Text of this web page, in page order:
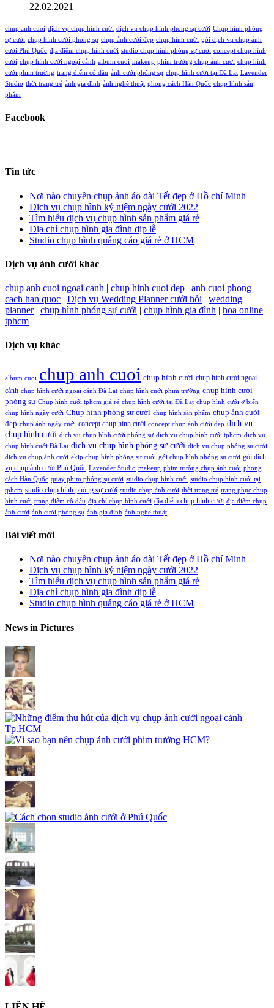
22.02.2021
chup anh cuoi dịch vụ chụp hình cưới dịch vụ chụp hình phóng sự cưới Chụp hình phóng
sự cưới chụp hình cưới phóng sự chụp ảnh cưới đẹp chụp hình cưới gói dịch vụ chụp ảnh
cưới Phú Quốc địa điểm chụp hình cưới studio chụp hình phóng sự cưới concept chụp hình
cưới chụp hình cưới ngoại cảnh album cuoi makeup phim trường chụp ảnh cưới chụp hình
cưới phim trường trang điểm cô dâu ảnh cưới phóng sự chụp hình cưới tại Đà Lạt Lavender
Studio thời trang trẻ ảnh gia đình ảnh nghệ thuật phong cách Hàn Quốc chụp hình sản
phẩm
Facebook
Tin tức
Nơi nào chuyên chụp ảnh áo dài Tết đẹp ở Hồ chí Minh
Dịch vụ chụp hình kỷ niệm ngày cưới 2022
Tìm hiểu dịch vụ chụp hình sản phẩm giá rẻ
Địa chỉ chụp hình gia đình dịp lễ
Studio chụp hình quảng cáo giá rẻ ở HCM
Dịch vụ ảnh cưới khác
chup anh cuoi ngoai canh | chup hinh cuoi dep | anh cuoi phong
cach han quoc | Dịch vụ Wedding Planner cưới hỏi | wedding
planner| chụp hình phóng sự cưới | chụp hình gia đình | hoa online
tphcm
Dịch vụ khác
album cuoi chup anh cuoi chụp hình cưới chụp hình cưới ngoại
cảnh chụp hình cưới ngoại cảnh Đà Lạt chụp hình cưới phim trường chụp hình cưới
phóng sự Chụp hình cưới tphcm giá rẻ chụp hình cưới tại Đà Lạt chụp hình cưới ở biển
chụp hình ngày cưới Chụp hình phóng sự cưới chụp hình sản phẩm chụp ảnh cưới
đẹp chụp ảnh ngày cưới concept chụp hình cưới concept chụp ảnh cưới đẹp dịch vụ
chụp hình cưới dịch vụ chụp hình cưới phóng sự dịch vụ chụp hình cưới tphcm dịch vụ
chụp hình cưới Đà Lạt dịch vụ chụp hình phóng sự cưới dịch vụ chụp phóng sự cưới.
dịch vụ chụp ảnh cưới ekip chụp hình phóng sự cưới gói chụp hình phóng sự cưới gói dịch
vụ chụp ảnh cưới Phú Quốc Lavender Studio makeup phim trường chụp ảnh cưới phong
cách Hàn Quốc quay phim phóng sự cưới studio chụp hình cưới studio chụp hình cưới tại
tphcm studio chụp hình phóng sự cưới studio chụp ảnh cưới thời trang trẻ trang phục chụp
hình cưới trang điểm cô dâu địa chỉ chụp hình cưới địa điểm chụp hình cưới địa điểm chụp
ảnh cưới ảnh cưới phóng sự ảnh gia đình ảnh nghệ thuật
Bài viết mới
Nơi nào chuyên chụp ảnh áo dài Tết đẹp ở Hồ chí Minh
Dịch vụ chụp hình kỷ niệm ngày cưới 2022
Tìm hiểu dịch vụ chụp hình sản phẩm giá rẻ
Địa chỉ chụp hình gia đình dịp lễ
Studio chụp hình quảng cáo giá rẻ ở HCM
News in Pictures